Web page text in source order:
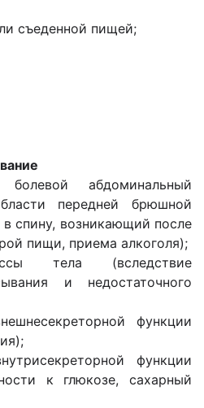
съеденной пищей;
абдоминальный
передней брюшной
спину, возникающий после
пищи, приема алкоголя);
тела (вследствие
и недостаточного
функции
функции
к глюкозе, сахарный